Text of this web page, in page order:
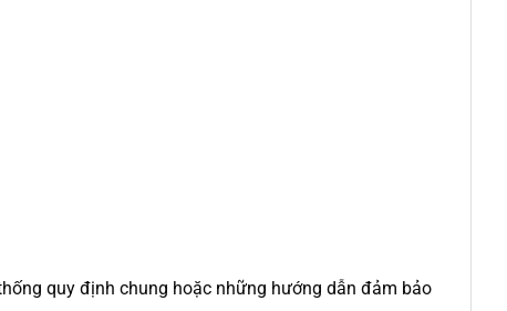
quy định chung hoặc những hướng dẫn đảm bảo